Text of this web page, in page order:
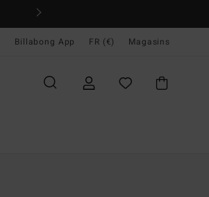
Billabong App FR (€) Magasins